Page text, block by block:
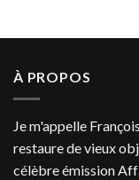
À PROPOS
Je m'appelle
restaure de vieux
célèbre émission